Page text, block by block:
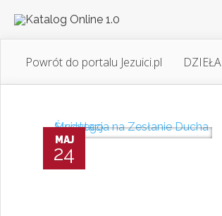
Powrót do portalu Jezuici.pl DZIEŁA
MAJ
24